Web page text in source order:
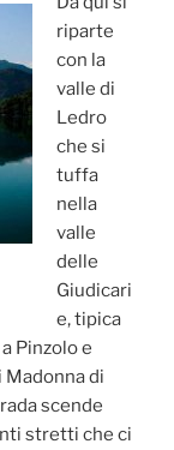
riparte
con la
valle di
Ledro
che si
tuffa
nella
valle
delle
Giudicari
e, tipica
Pinzolo e
di
scende
stretti che ci